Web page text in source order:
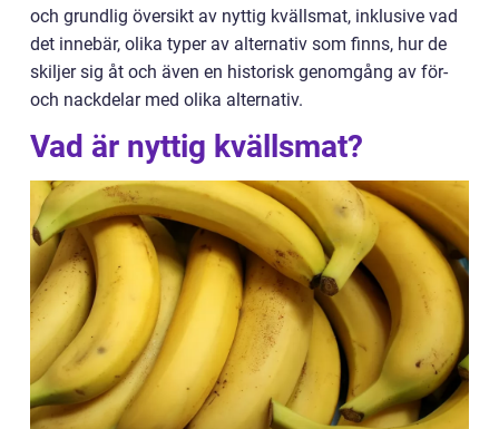
och grundlig översikt av nyttig kvällsmat, inklusive vad
det innebär, olika typer av alternativ som finns, hur de
skiljer sig åt och även en historisk genomgång av för-
och nackdelar med olika alternativ.
Vad är nyttig kvällsmat?